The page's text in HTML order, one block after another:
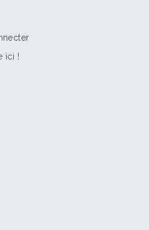
à céréale
ici !